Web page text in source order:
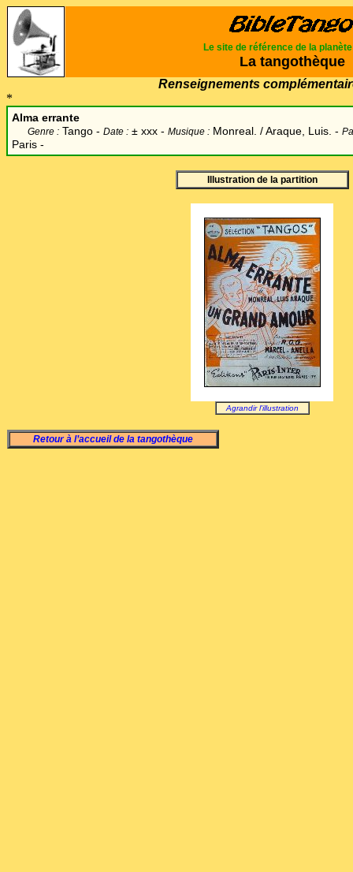
Le site de référence de la planète
La tangothèque
Renseignements
*
Alma errante
Genre : Tango - Date : ± xxx - Musique : Monreal. / Araque, Luis. -
Paris -
Illustration de la partition
Agrandir l'illustration
Retour à l’accueil de la tangothèque